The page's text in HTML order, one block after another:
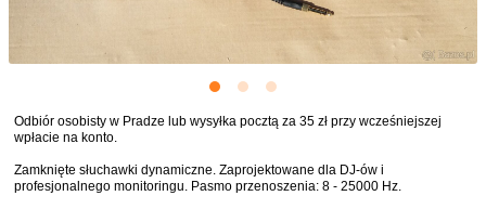
Odbiór osobisty w Pradze lub wysyłka pocztą za 35 zł przy wcześniejszej
wpłacie na konto.
Zamknięte słuchawki dynamiczne. Zaprojektowane dla DJ-ów i
profesjonalnego monitoringu. Pasmo przenoszenia: 8 - 25000 Hz.